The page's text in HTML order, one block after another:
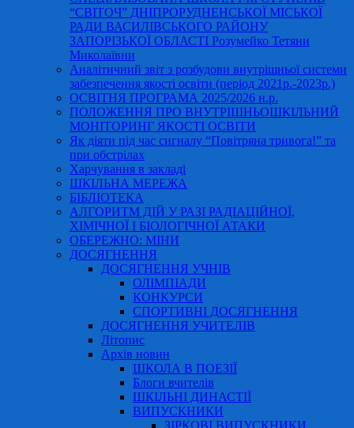
“СВІТОЧ” ДНІПРОРУДНЕНСЬКОЇ МІСЬКОЇ
РАДИ ВАСИЛІВСЬКОГО РАЙОНУ
ЗАПОРІЗЬКОЇ ОБЛАСТІ Розумейко Тетяни
Миколаївни
Аналітичний звіт з розбудови внутрішньої системи
забезпечення якості освіти (період 2021р.-2023р.)
ОСВІТНЯ ПРОГРАМА 2025/2026 н.р.
ПОЛОЖЕННЯ ПРО ВНУТРІШНЬОШКІЛЬНИЙ
МОНІТОРИНГ ЯКОСТІ ОСВІТИ
Як діяти під час сигналу “Повітряна тривога!” та
при обстрілах
Харчування в закладі
ШКІЛЬНА МЕРЕЖА
БІБЛІОТЕКА
АЛГОРИТМ ДІЙ У РАЗІ РАДІАЦІЙНОЇ,
ХІМІЧНОЇ І БІОЛОГІЧНОЇ АТАКИ
ОБЕРЕЖНО: МІНИ
ДОСЯГНЕННЯ
ДОСЯГНЕННЯ УЧНІВ
ОЛІМПІАДИ
КОНКУРСИ
СПОРТИВНІ ДОСЯГНЕННЯ
ДОСЯГНЕННЯ УЧИТЕЛІВ
Літопис
Архів новин
ШКОЛА В ПОЕЗІЇ
Блоги вчителів
ШКІЛЬНІ ДИНАСТІЇ
ВИПУСКНИКИ
ЗІРКОВІ ВИПУСКНИКИ